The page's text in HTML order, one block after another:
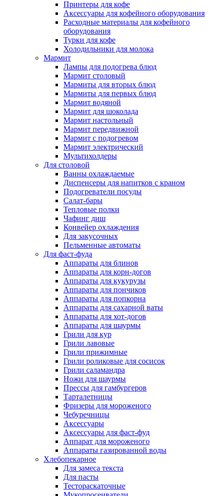
Принтеры для кофе
Аксессуары для кофейного оборудования
Расходные материалы для кофейного
оборудования
Турки для кофе
Холодильники для молока
Мармит
Лампы для подогрева блюд
Мармит столовый
Мармиты для вторых блюд
Мармиты для первых блюд
Мармит водяной
Мармит для шоколада
Мармит настольный
Мармит передвижной
Мармит с подогревом
Мармит электрический
Мультихолдеры
Для столовой
Ванны охлаждаемые
Диспенсеры для напитков с краном
Подогреватели посуды
Салат-бары
Тепловые полки
Чафинг диш
Конвейер охлаждения
Для закусочных
Пельменные автоматы
Для фаст-фуда
Аппараты для блинов
Аппараты для корн-догов
Аппараты для кукурузы
Аппараты для пончиков
Аппараты для попкорна
Аппараты для сахарной ваты
Аппараты для хот-догов
Аппараты для шаурмы
Грили для кур
Грили лавовые
Грили прижимные
Грили роликовые для сосисок
Грили саламандра
Ножи для шаурмы
Прессы для гамбургеров
Тарталетницы
Фризеры для мороженого
Чебуречницы
Аксессуары
Аксессуары для фаст-фуд
Аппарат для мороженого
Аппараты газированной воды
Хлебопекарное
Для замеса текста
Для пасты
Тестораскаточные